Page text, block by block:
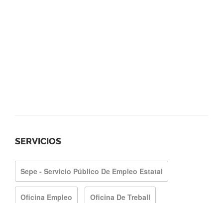
SERVICIOS
Sepe - Servicio Público De Empleo Estatal
Oficina Empleo Oficina De Treball